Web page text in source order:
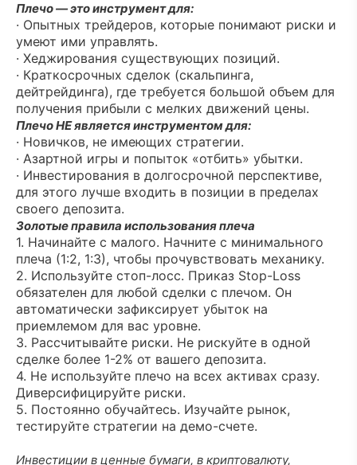
Плечо — это инструмент для:
· Опытных трейдеров, которые понимают риски и
умеют ими управлять.
· Хеджирования существующих позиций.
· Краткосрочных сделок (скальпинга,
дейтрейдинга), где требуется большой объем для
получения прибыли с мелких движений цены.
Плечо НЕ является инструментом для:
· Новичков, не имеющих стратегии.
· Азартной игры и попыток «отбить» убытки.
· Инвестирования в долгосрочной перспективе,
для этого лучше входить в позиции в пределах
своего депозита.
Золотые правила использования плеча
1. Начинайте с малого. Начните с минимального
плеча (1:2, 1:3), чтобы прочувствовать механику.
2. Используйте стоп-лосс. Приказ Stop-Loss
обязателен для любой сделки с плечом. Он
автоматически зафиксирует убыток на
приемлемом для вас уровне.
3. Рассчитывайте риски. Не рискуйте в одной
сделке более 1-2% от вашего депозита.
4. Не используйте плечо на всех активах сразу.
Диверсифицируйте риски.
5. Постоянно обучайтесь. Изучайте рынок,
тестируйте стратегии на демо-счете.
Инвестиции в ценные бумаги, в криптовалюту,